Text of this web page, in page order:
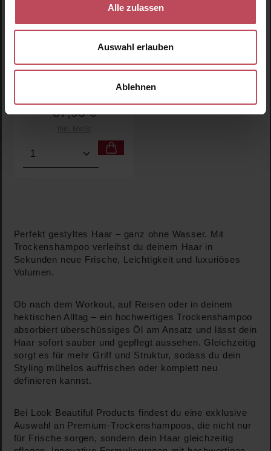
Alle zulassen
Auswahl erlauben
Ablehnen
Durchschnittliche Bewertung von 5 von 5 Sternen
Rahua Amazon Beauty
Rahua Voluminous Dry
Trockenshampoo
37,95 €
Produkt Anzahl: Gib den gewünschten Wert ein
Perfekt gestyltes Haar – ganz ohne Wasser. Mit
Trockenshampoo verleihst du deinem Haar in
Sekunden neue Frische, Leichtigkeit und luxuriöses
Volumen.
Ob nach dem Workout, auf Reisen oder in deinem
hektischen Alltag – ein hochwertiges Trockenshampoo
absorbiert überschüssiges Öl am Ansatz und lässt dein
Haar sofort sauber und gepflegt aussehen. Gleichzeitig
sorgt es für mehr Griff und Struktur, sodass du dein
Styling mühelos auffrischen oder komplett neu
definieren kannst.
Bei Look Beautiful Products findest du eine exklusive
Auswahl an Premium-Trockenshampoos, die nicht nur
für Frische sorgen, sondern dein Haar gleichzeitig